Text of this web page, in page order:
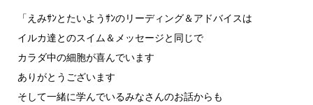
「えみｻﾝとたいようｻﾝのリーディング＆アドバイスは
イルカ達とのスイム＆メッセージと同じで
カラダ中の細胞が喜んでいます
ありがとうございます
そして一緒に学んでいるみなさんのお話からも